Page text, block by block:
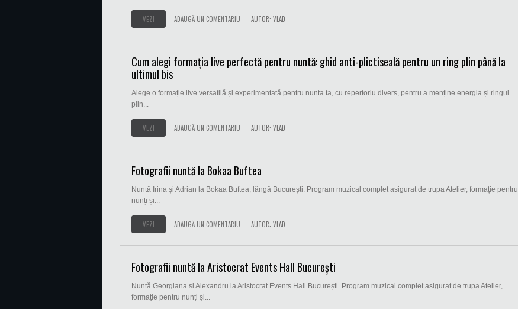
VEZI ADAUGĂ UN COMENTARIU AUTOR: VLAD
Cum alegi formația live perfectă pentru nuntă: ghid anti-plictiseală pentru un ring plin până la
ultimul bis
Alege o formație live versatilă și experimentată pentru nunta ta, cu repertoriu divers, pentru a menține energia și ringul
plin...
VEZI ADAUGĂ UN COMENTARIU AUTOR: VLAD
Fotografii nuntă la Bokaa Buftea
Nuntă Irina și Adrian la Bokaa Buftea, lângă București. Program muzical complet asigurat de trupa Atelier, formație pentru
nunți și...
VEZI ADAUGĂ UN COMENTARIU AUTOR: VLAD
Fotografii nuntă la Aristocrat Events Hall București
Nuntă Georgiana si Alexandru la Aristocrat Events Hall București. Program muzical complet asigurat de trupa Atelier,
formație pentru nunți și...